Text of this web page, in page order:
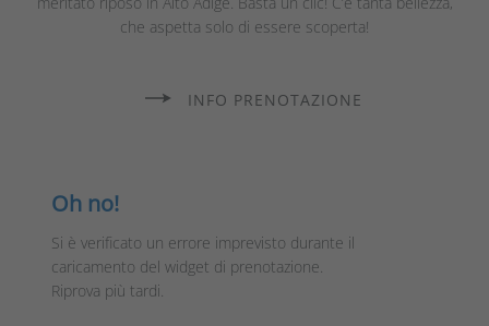
che aspetta solo di essere scoperta!
INFO PRENOTAZIONE
Oh no!
Si è verificato un errore imprevisto durante il
caricamento del widget di prenotazione.
Riprova più tardi.